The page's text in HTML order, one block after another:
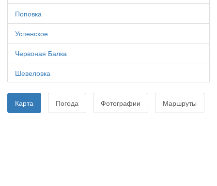
Поповка
Успенское
Червоная Балка
Шевеловка
Карта Погода Фотографии Маршруты